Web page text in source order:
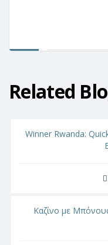
Related
Winner Rwanda:
Καζίνο με